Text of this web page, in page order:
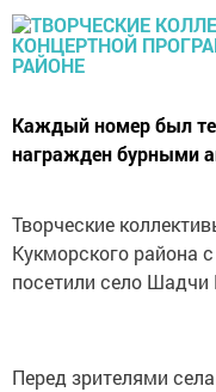
Каждый номер был
награжден бурными
Творческие
Кукморского района
посетили село
Перед зрителями